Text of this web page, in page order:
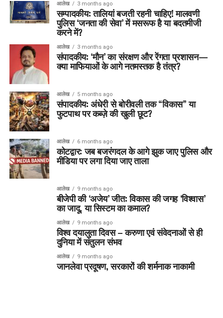
आलेख 3 months ago
सम्पादकीय: तालियां बजती रहनी चाहिए! मालवणी
पुलिस ‘जनता की सेवा’ में मसरूफ है या बदतमीजी
करने में?
आलेख 3 months ago
संपादकीय: ‘मौन’ का संरक्षण और रेंगता प्रशासन—
क्या माफियाओं के आगे नतमस्तक है तंत्र?
आलेख 5 months ago
संपादकीय: अंधेरी से बोरीवली तक “विकास” या
फुटपाथ पर कब्ज़े की खुली छूट?
आलेख 6 months ago
कोटद्वार: जब बजरंगदल के आगे झुक जाए पुलिस और
मीडिया पर लगा दिया जाए ताला
आलेख 9 months ago
बीजेपी की ‘अजेय’ जीत: विकास की जगह ‘विश्वास’
का जादू, या सिस्टम का कमाल?
आलेख 9 months ago
विश्व दयालुता दिवस – करुणा एवं संवेदनाओं से ही
दुनिया में संतुलन संभव
आलेख 9 months ago
जानलेवा प्रदूषण, सरकारों की शर्मनाक नाकामी